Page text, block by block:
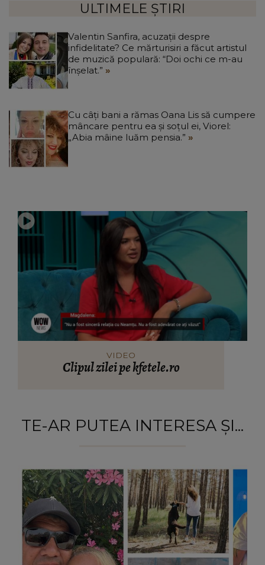
ULTIMELE ȘTIRI
Valentin Sanfira, acuzații despre
infidelitate? Ce mărturisiri a făcut artistul
de muzică populară: “Doi ochi ce m-au
înșelat.”
Cu câți bani a rămas Oana Lis să cumpere
mâncare pentru ea și soțul ei, Viorel:
„Abia mâine luăm pensia.”
VIDEO
Clipul zilei pe kfetele.ro
TE-AR PUTEA INTERESA ȘI...